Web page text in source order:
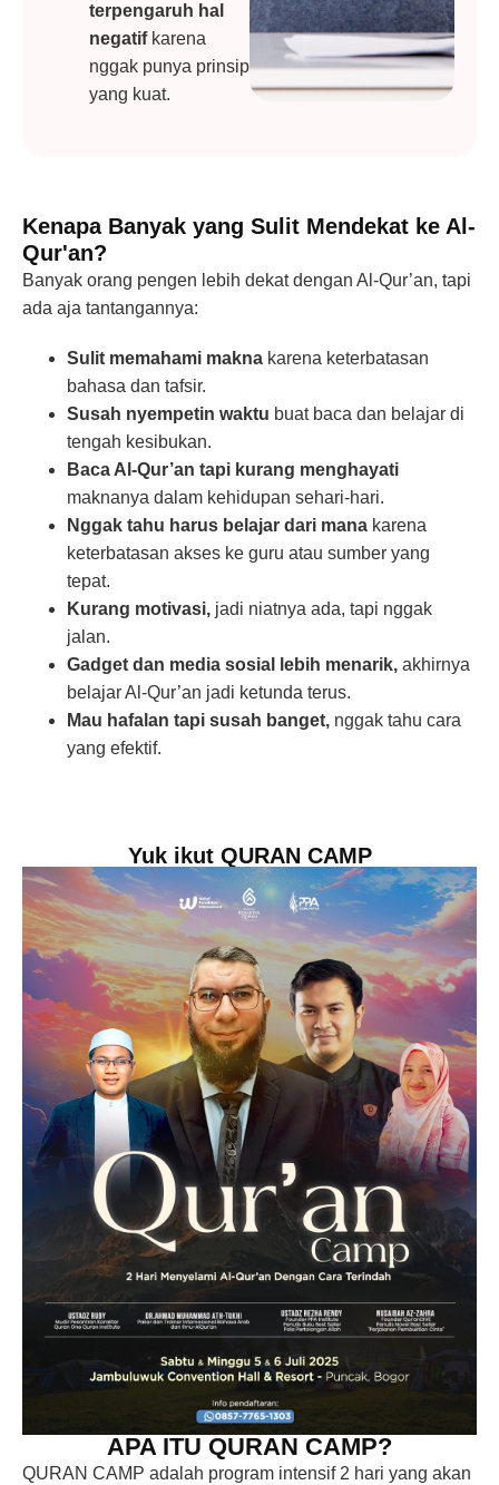
terpengaruh hal
negatifkarena
nggak punya prinsip
yang kuat.
Kenapa Banyak yang Sulit Mendekat ke Al-
Qur'an?
Banyak orang pengen lebih dekat dengan Al-Qur’an, tapi
ada aja tantangannya:
Sulit memahami makna karena keterbatasan
bahasa dan tafsir.
Susah nyempetin waktu buat baca dan belajar di
tengah kesibukan.
Baca Al-Qur’an tapi kurang menghayati
maknanya dalam kehidupan sehari-hari.
Nggak tahu harus belajar dari mana karena
keterbatasan akses ke guru atau sumber yang
tepat.
Kurang motivasi, jadi niatnya ada, tapi nggak
jalan.
Gadget dan media sosial lebih menarik, akhirnya
belajar Al-Qur’an jadi ketunda terus.
Mau hafalan tapi susah banget, nggak tahu cara
yang efektif.
Yuk ikut QURAN CAMP
APA ITU QURAN CAMP?
QURAN CAMP adalah program intensif 2 hari yang akan